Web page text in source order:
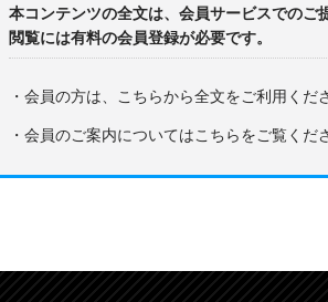
本コンテンツの全文は、会員サービスでのご
閲覧には有料の会員登録が必要です。
・会員の方は、こちらから全文をご利用くだ
・会員のご案内についてはこちらをご覧くだ